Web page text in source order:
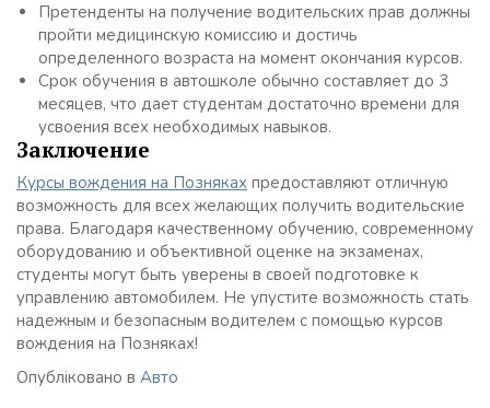
Претенденты на получение водительских прав должны
пройти медицинскую комиссию и достичь
определенного возраста на момент окончания курсов.
Срок обучения в автошколе обычно составляет до 3
месяцев, что дает студентам достаточно времени для
усвоения всех необходимых навыков.
Заключение
Курсы вождения на Позняках предоставляют отличную
возможность для всех желающих получить водительские
права. Благодаря качественному обучению, современному
оборудованию и объективной оценке на экзаменах,
студенты могут быть уверены в своей подготовке к
управлению автомобилем. Не упустите возможность стать
надежным и безопасным водителем с помощью курсов
вождения на Позняках!
Опубліковано в Авто